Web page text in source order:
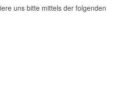
uns bitte mittels der folgenden